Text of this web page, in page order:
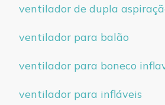
ventilador de dupla
ventilador para balão
ventilador para boneco
ventilador para infláveis